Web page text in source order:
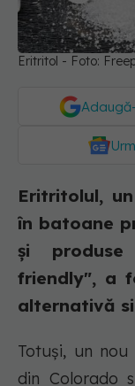
Eritritol - Foto:
Eritritolul,
în batoane
și
friendly", a
alternativă
Totuși, un
din Colorado